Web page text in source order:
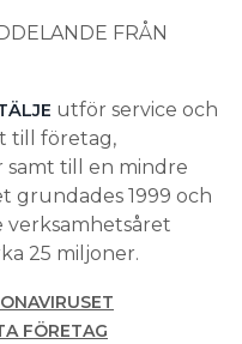
FRÅN
utför service och
till företag,
samt till en mindre
grundades 1999 och
verksamhetsåret
25 miljoner.
FÖRETAG